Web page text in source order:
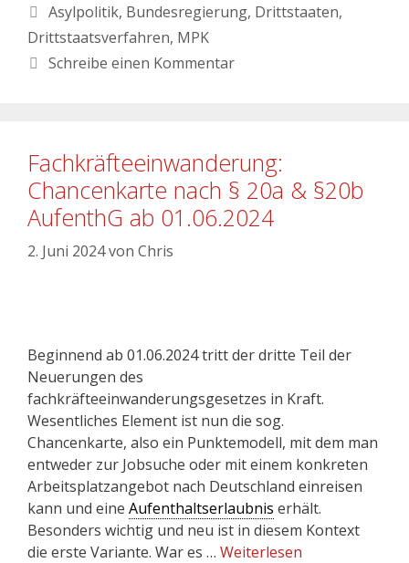
Asylpolitik, Bundesregierung, Drittstaaten,
Drittstaatsverfahren, MPK
Schreibe einen Kommentar
Fachkräfteeinwanderung:
Chancenkarte nach § 20a & §20b
AufenthG ab 01.06.2024
2. Juni 2024von Chris
Beginnend ab 01.06.2024 tritt der dritte Teil der
Neuerungen des
fachkräfteeinwanderungsgesetzes in Kraft.
Wesentliches Element ist nun die sog.
Chancenkarte, also ein Punktemodell, mit dem man
entweder zur Jobsuche oder mit einem konkreten
Arbeitsplatzangebot nach Deutschland einreisen
kann und eine Aufenthaltserlaubnis erhält.
Besonders wichtig und neu ist in diesem Kontext
die erste Variante. War es … Weiterlesen